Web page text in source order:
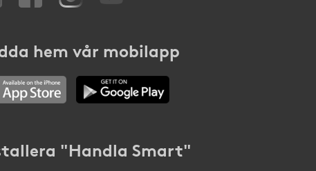
hem vår mobilapp
"Handla Smart"